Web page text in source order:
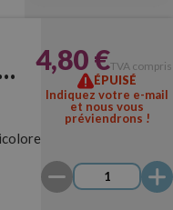
4,80 €TVA
ÉPUISÉ
Indiquez votre e-mail
et nous vous
préviendrons !